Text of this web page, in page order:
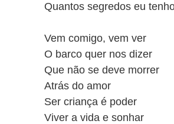
Quantos segredos eu
Vem comigo, vem ver
O barco quer nos dizer
Que não se deve morrer
Atrás do amor
Ser criança é poder
Viver a vida e sonhar